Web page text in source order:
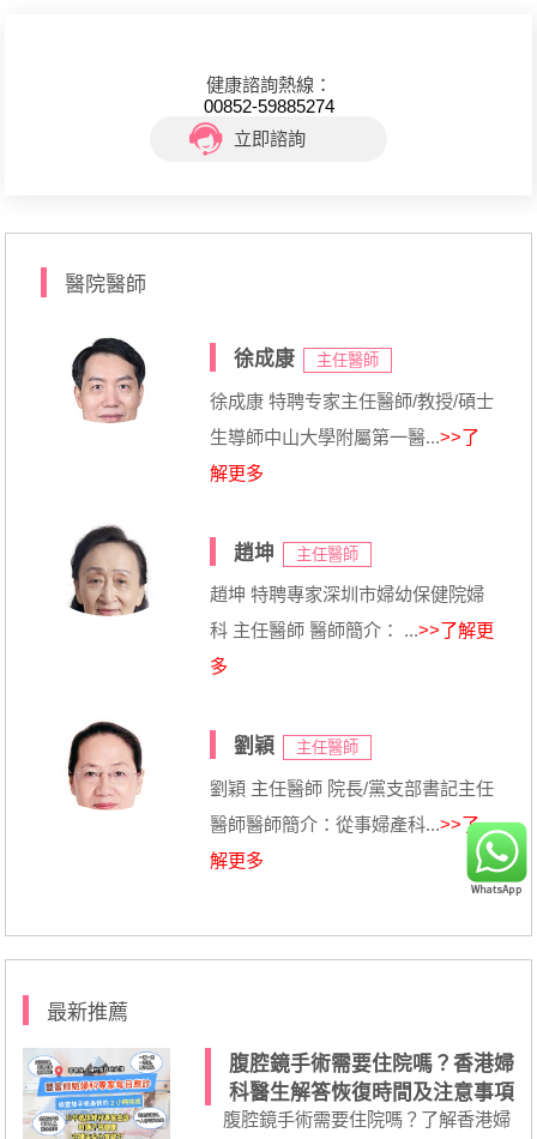
健康諮詢熱線：
00852-59885274
立即諮詢
醫院醫師
徐成康 主任醫師
徐成康 特聘专家主任醫師/教授/碩士
生導師中山大學附屬第一醫...>>了
解更多
趙坤 主任醫師
趙坤 特聘專家深圳市婦幼保健院婦
科 主任醫師 醫師簡介： ...>>了解更
多
劉穎 主任醫師
劉穎 主任醫師 院長/黨支部書記主任
醫師醫師簡介：從事婦產科...>>了
解更多
最新推薦
腹腔鏡手術需要住院嗎？香港婦
科醫生解答恢復時間及注意事項
腹腔鏡手術需要住院嗎？了解香港婦